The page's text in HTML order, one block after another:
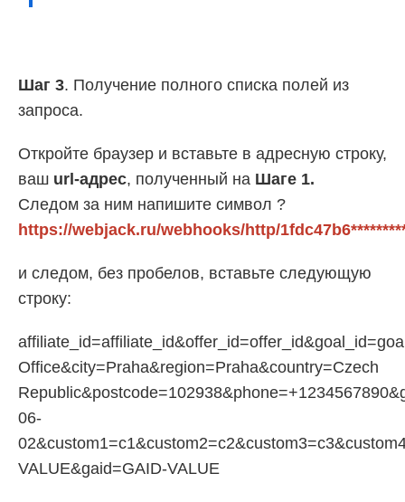
Шаг 3. Получение полного списка полей из
запроса.
Откройте браузер и вставьте в адресную строку,
ваш url-адрес, полученный на Шаге 1.
Следом за ним напишите символ ?
https://webjack.ru/webhooks/http/
и следом, без пробелов, вставьте следующую
строку:
Office&city=Praha&region=Praha&country=Czech
06-
VALUE&gaid=GAID-VALUE